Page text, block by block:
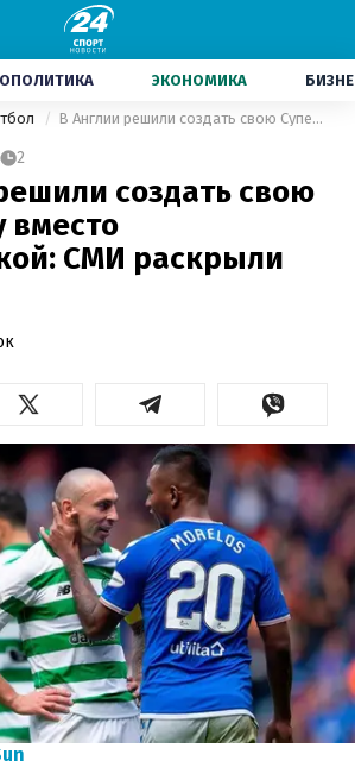
ЭКОНОМИКА
В Англии решили создать свою Суперлигу вместо европейской: СМИ раскрыли детали
2
создать свою
вместо
СМИ раскрыли